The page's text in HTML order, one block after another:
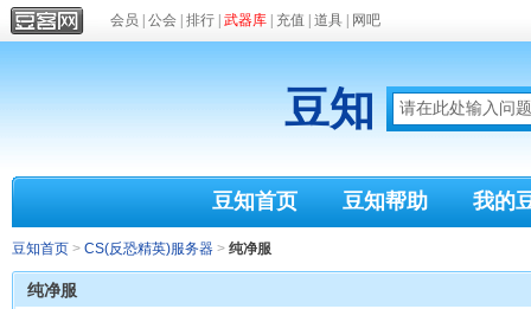
会员 公会| 排行| 武器库| 充值 道具| 网吧
豆知
豆知首页 豆知帮助 我的
豆知首页 > CS(反恐精英)服务器 > 纯净服
纯净服